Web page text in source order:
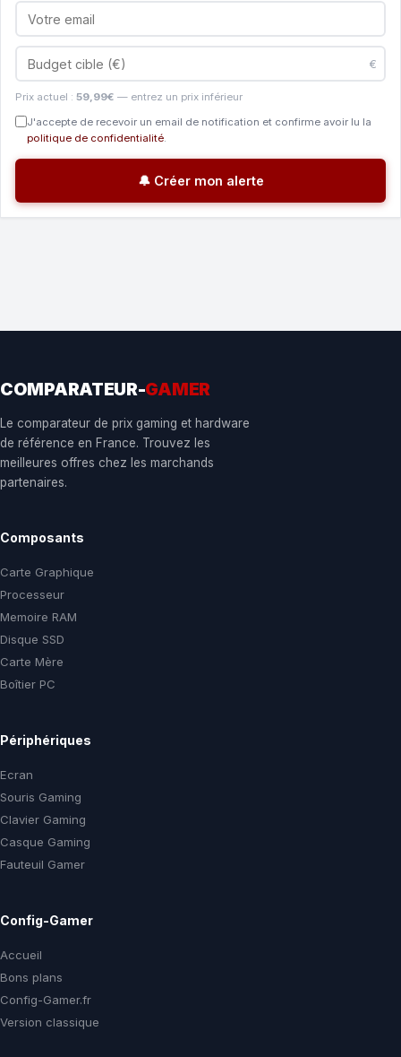
€
Prix actuel : 59,99€ — entrez un prix inférieur
J'accepte de recevoir un email de notification et confirme avoir lu la
politique de confidentialité.
🔔 Créer mon alerte
COMPARATEUR-GAMER
Le comparateur de prix gaming et hardware
de référence en France. Trouvez les
meilleures offres chez les marchands
partenaires.
Composants
Carte Graphique
Processeur
Memoire RAM
Disque SSD
Carte Mère
Boîtier PC
Périphériques
Ecran
Souris Gaming
Clavier Gaming
Casque Gaming
Fauteuil Gamer
Config-Gamer
Accueil
Bons plans
Config-Gamer.fr
Version classique